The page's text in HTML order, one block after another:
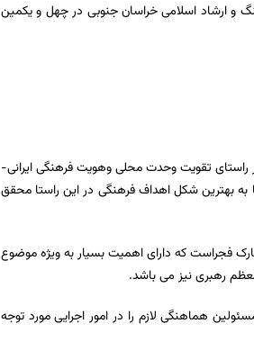
و ارشاد اسلامی خراسان جنوبی در چهل و یکمین
راستای تقویت وحدت محلی وهویت فرهنگی ایرانی-
بهترین شکل اهداف فرهنگی در این راستا محقق
فجراست که دارای اهمیت بسیار به ویژه موضوع
رهبری نیز می باشد.
هماهنگی لازم را در امور اجرایی مورد توجه